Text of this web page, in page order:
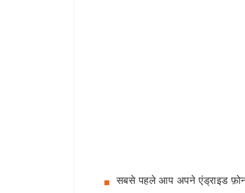
सबसे पहले आप अपने एंड्राइड